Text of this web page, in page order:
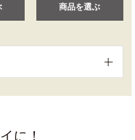
商品を選ぶ
に！